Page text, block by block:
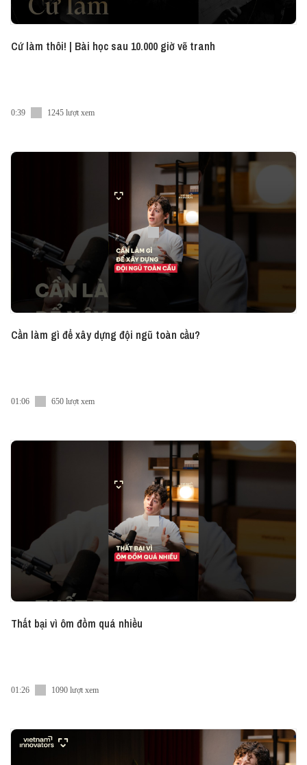
Cứ làm thôi! | Bài học sau 10.000 giờ vẽ tranh
0:39 1245 lượt xem
Cần làm gì để xây dựng đội ngũ toàn cầu?
01:06 650 lượt xem
Thất bại vì ôm đồm quá nhiều
01:26 1090 lượt xem